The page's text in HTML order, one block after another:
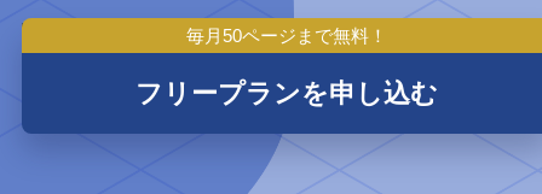
毎月50ページまで無料！
フリープランを申し込む